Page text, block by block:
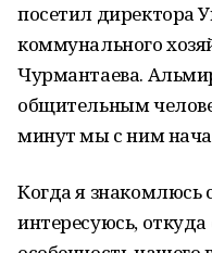
посетил директора
коммунального
Чурмантаева.
общительным
минут мы с ним
Когда я знакомлюсь
интересуюсь,